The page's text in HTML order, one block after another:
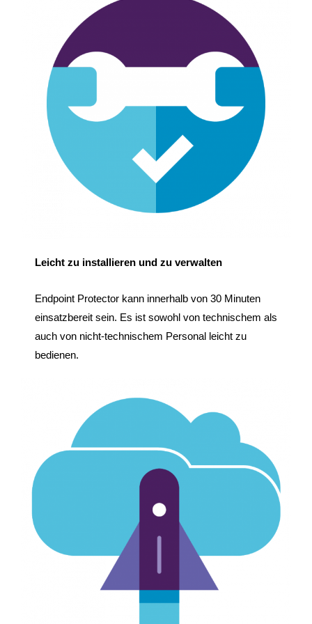
Leicht zu installieren und zu verwalten
Endpoint Protector kann innerhalb von 30 Minuten
einsatzbereit sein. Es ist sowohl von technischem als
auch von nicht-technischem Personal leicht zu
bedienen.